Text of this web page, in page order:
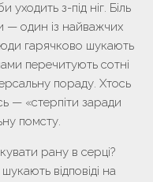
уходить з-під ніг. Біль
— один із найважчих
гарячково шукають
перечитують сотні
пораду. Хтось
— «стерпіти заради
помсту.
рану в серці?
відповіді на